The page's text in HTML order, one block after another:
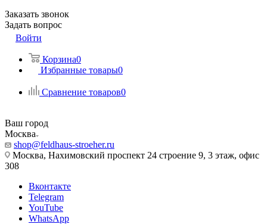
Заказать звонок
Задать вопрос
Войти
Корзина0
Избранные товары0
Сравнение товаров0
Ваш город
Москва
shop@feldhaus-stroeher.ru
Москва, Нахимовский проспект 24 строение 9, 3 этаж, офис
308
Вконтакте
Telegram
YouTube
WhatsApp